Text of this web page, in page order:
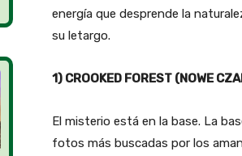
energía que desprende la
su letargo.
1) CROOKED FOREST (NOWE
El misterio está en la base. La
fotos más buscadas por los